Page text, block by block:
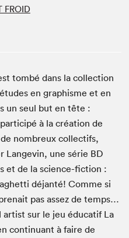
FROID
tombé dans la collection
en graphisme et en
un seul but en tête :
à la création de
nombreux collectifs,
Langevin, une série BD
et de la science-fiction :
déjanté! Comme si
pas assez de temps…
artist sur le jeu éducatif La
continuant à faire de